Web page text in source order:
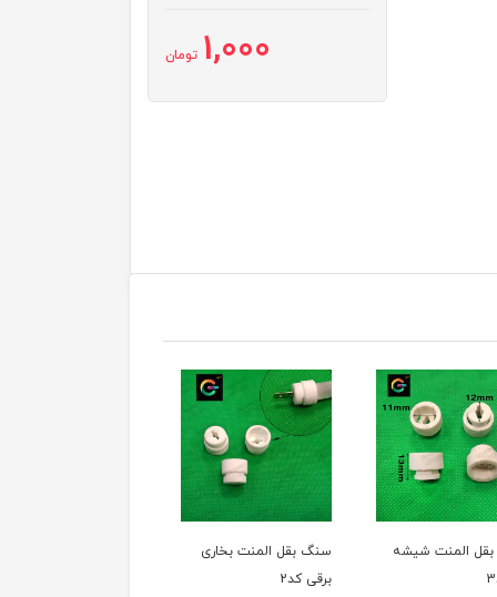
1,000 تومان
سنگ بقل المنت بخاری
برقی کد2
28/5 سانتی متر